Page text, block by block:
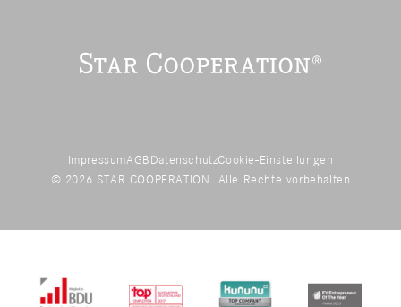
ImpressumAGB DatenschutzCookie-Einstellungen
© 2026 STAR COOPERATION. Alle Rechte vorbehalten